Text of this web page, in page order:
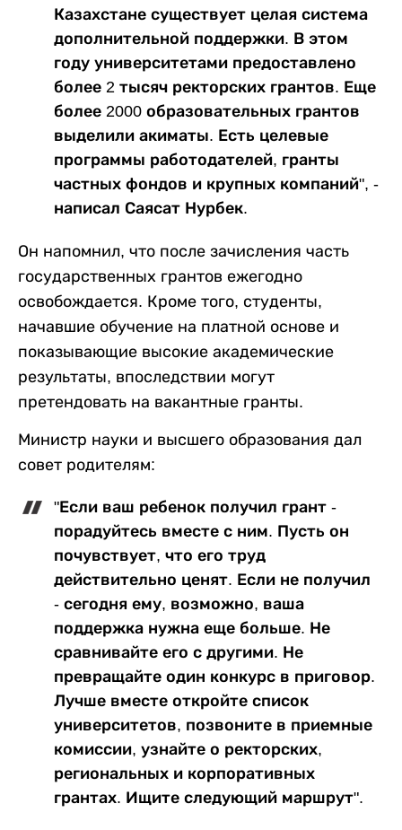
Казахстане существует целая система
дополнительной поддержки. В этом
году университетами предоставлено
более 2 тысяч ректорских грантов. Еще
более 2000 образовательных грантов
выделили акиматы. Есть целевые
программы работодателей, гранты
частных фондов и крупных компаний", -
написал Саясат Нурбек.
Он напомнил, что после зачисления часть
государственных грантов ежегодно
освобождается. Кроме того, студенты,
начавшие обучение на платной основе и
показывающие высокие академические
результаты, впоследствии могут
претендовать на вакантные гранты.
Министр науки и высшего образования дал
совет родителям:
"Если ваш ребенок получил грант -
порадуйтесь вместе с ним. Пусть он
почувствует, что его труд
действительно ценят. Если не получил
- сегодня ему, возможно, ваша
поддержка нужна еще больше. Не
сравнивайте его с другими. Не
превращайте один конкурс в приговор.
Лучше вместе откройте список
университетов, позвоните в приемные
комиссии, узнайте о ректорских,
региональных и корпоративных
грантах. Ищите следующий маршрут".